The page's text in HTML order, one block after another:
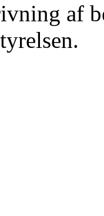
af